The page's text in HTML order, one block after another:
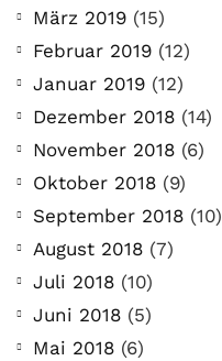
März 2019 (15)
Februar 2019 (12)
Januar 2019 (12)
Dezember 2018 (14)
November 2018 (6)
Oktober 2018 (9)
September 2018 (10)
August 2018 (7)
Juli 2018 (10)
Juni 2018 (5)
Mai 2018 (6)